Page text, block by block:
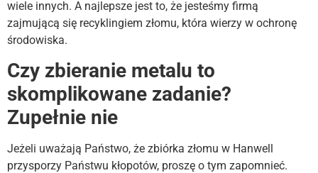
wiele innych. A najlepsze jest to, że jesteśmy firmą
zajmującą się recyklingiem złomu, która wierzy w ochronę
środowiska.
Czy zbieranie metalu to
skomplikowane zadanie?
Zupełnie nie
Jeżeli uważają Państwo, że zbiórka złomu w Hanwell
przysporzy Państwu kłopotów, proszę o tym zapomnieć.